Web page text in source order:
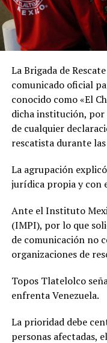
La Brigada de
comunicado oficial
conocido como «El
dicha institución, por
de cualquier
rescatista durante
La agrupación
jurídica propia y con
Ante el Instituto
(IMPI), por lo que
de comunicación no
organizaciones de
Topos Tlatelolco
enfrenta Venezuela.
La prioridad debe
personas afectadas,